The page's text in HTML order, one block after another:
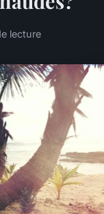
lecture